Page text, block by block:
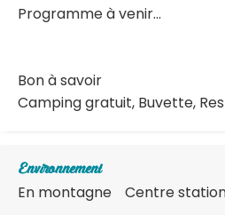
Programme à venir...
Bon à savoir
Camping gratuit, Buvette,
Environnement
En montagne Centre